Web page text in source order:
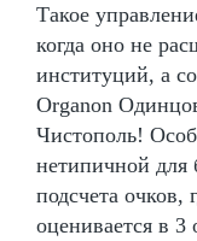
Такое
когда оно не
институций, а
Organon
Чистополь!
нетипичной для
подсчета очков,
оценивается в 3